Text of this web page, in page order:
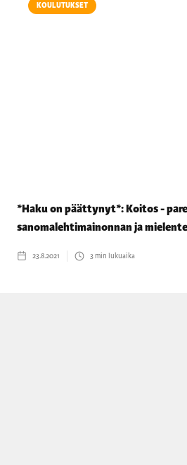
KOULUTUKSET
*Haku on päättynyt*: Koitos -
sanomalehtimainonnan ja
23.8.2021 3min lukuaika